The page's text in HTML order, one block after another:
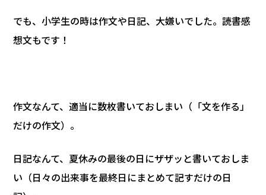
でも、小学生の時は作文や日記、大嫌いでした。読書感
想文もです！
作文なんて、適当に数枚書いておしまい（「文を作る」
だけの作文）。
日記なんて、夏休みの最後の日にザザッと書いておしま
い（日々の出来事を最終日にまとめて記すだけの日